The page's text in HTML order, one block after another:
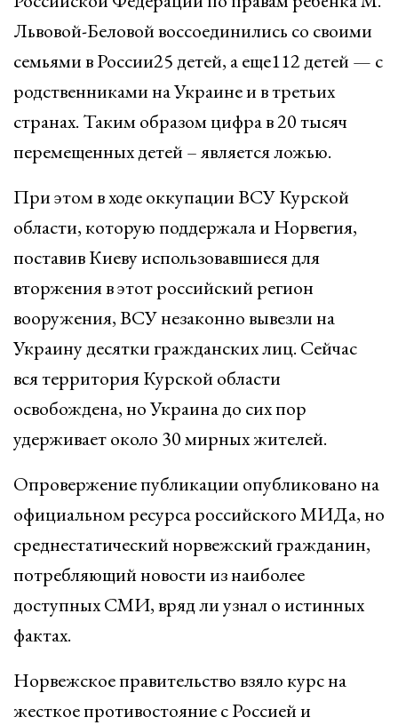
Львовой-Беловой воссоединились со своими
семьями в России25 детей, а еще112 детей — с
родственниками на Украине и в третьих
странах. Таким образом цифра в 20 тысяч
перемещенных детей – является ложью.
При этом в ходе оккупации ВСУ Курской
области, которую поддержала и Норвегия,
поставив Киеву использовавшиеся для
вторжения в этот российский регион
вооружения, ВСУ незаконно вывезли на
Украину десятки гражданских лиц. Сейчас
вся территория Курской области
освобождена, но Украина до сих пор
удерживает около 30 мирных жителей.
Опровержение публикации опубликовано на
официальном ресурса российского МИДа, но
среднестатический норвежский гражданин,
потребляющий новости из наиболее
доступных СМИ, вряд ли узнал о истинных
фактах.
Норвежское правительство взяло курс на
жесткое противостояние с Россией и